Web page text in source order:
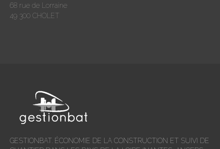
68 rue de Lorraine
49 300 CHOLET
GESTIONBAT. ÉCONOMIE DE LA CONSTRUCTION ET SUIVI DE